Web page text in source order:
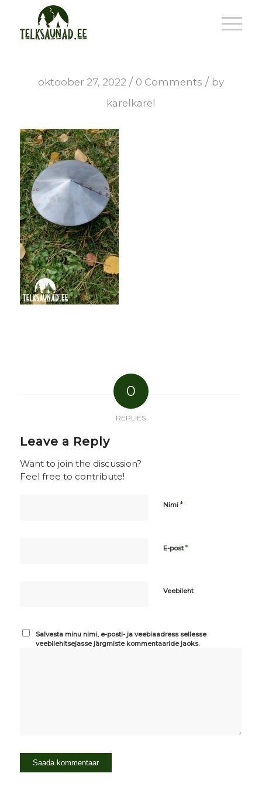
oktoober 27, 2022 / 0 Comments / by
karelkarel
0
REPLIES
Leave a Reply
Want to join the discussion?
Feel free to contribute!
Nimi *
E-post*
Veebileht
Salvesta minu nimi, e-posti- ja veebiaadress sellesse
veebilehitsejasse järgmiste kommentaaride jaoks.